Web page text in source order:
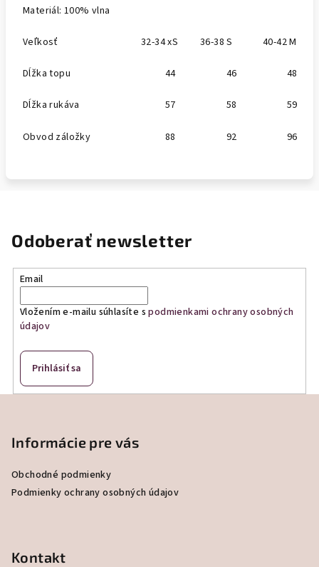
Materiál: 100% vlna
Veľkosť 32-34 xS 36-38 S 40-42 M
Dĺžka topu 44 46 48
Dĺžka rukáva 57 58 59
Obvod záložky 88 92 96
Odoberať newsletter
Email
Vložením e-mailu súhlasíte spodmienkami ochrany osobných
údajov
Prihlásiť sa
Informácie pre vás
Obchodné podmienky
Podmienky ochrany osobných údajov
Kontakt